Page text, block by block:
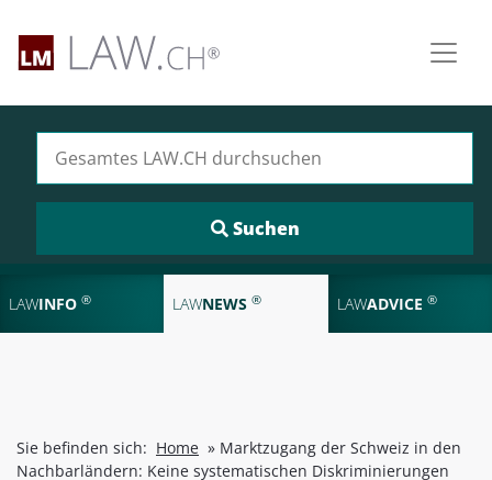
LAWINFO ® LAWNEWS ® LAWADVICE ®
Sie befinden sich: Home » Marktzugang der Schweiz in den
Nachbarländern: Keine systematischen Diskriminierungen